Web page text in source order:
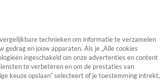
technieken om informatie te verzamelen
gedrag en jouw apparaten. Als je „Alle cookies
ingeschakeld om onze advertenties en content
te verbeteren en om de prestaties van
keuze opslaan” selecteert of je toestemming intrekt,